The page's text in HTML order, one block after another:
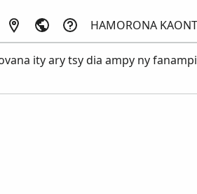
HAMORONA
ity ary tsy dia ampy ny